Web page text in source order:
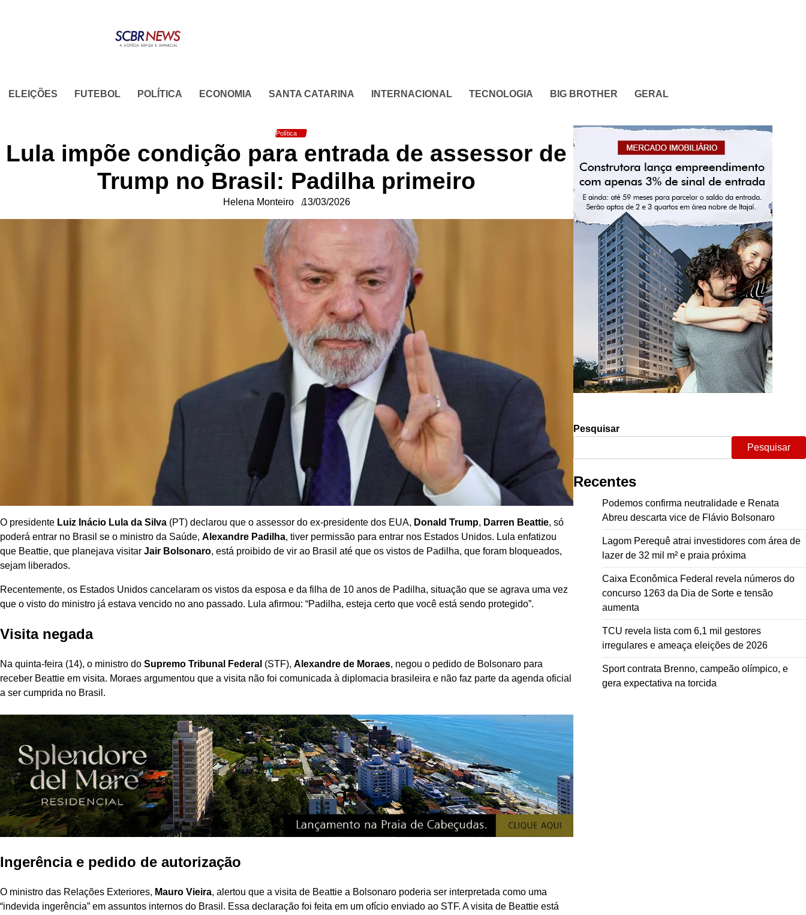
ELEIÇÕES FUTEBOL POLÍTICA ECONOMIA SANTA CATARINA INTERNACIONAL TECNOLOGIA BIG BROTHER GERAL
Política
Lula impõe condição para entrada de assessor de
Trump no Brasil: Padilha primeiro
Helena Monteiro 13/03/2026
O presidente Luiz Inácio Lula da Silva (PT) declarou que o assessor do ex-presidente dos EUA, Donald Trump, Darren Beattie, só
poderá entrar no Brasil se o ministro da Saúde, Alexandre Padilha, tiver permissão para entrar nos Estados Unidos. Lula enfatizou
que Beattie, que planejava visitar Jair Bolsonaro, está proibido de vir ao Brasil até que os vistos de Padilha, que foram bloqueados,
sejam liberados.
Recentemente, os Estados Unidos cancelaram os vistos da esposa e da filha de 10 anos de Padilha, situação que se agrava uma vez
que o visto do ministro já estava vencido no ano passado. Lula afirmou: “Padilha, esteja certo que você está sendo protegido”.
Visita negada
Na quinta-feira (14), o ministro do Supremo Tribunal Federal (STF), Alexandre de Moraes, negou o pedido de Bolsonaro para
receber Beattie em visita. Moraes argumentou que a visita não foi comunicada à diplomacia brasileira e não faz parte da agenda oficial
a ser cumprida no Brasil.
Ingerência e pedido de autorização
O ministro das Relações Exteriores, Mauro Vieira, alertou que a visita de Beattie a Bolsonaro poderia ser interpretada como uma
“indevida ingerência” em assuntos internos do Brasil. Essa declaração foi feita em um ofício enviado ao STF. A visita de Beattie está
Pesquisar
Pesquisar
Recentes
Podemos confirma neutralidade e Renata
Abreu descarta vice de Flávio Bolsonaro
Lagom Perequê atrai investidores com área de
lazer de 32 mil m² e praia próxima
Caixa Econômica Federal revela números do
concurso 1263 da Dia de Sorte e tensão
aumenta
TCU revela lista com 6,1 mil gestores
irregulares e ameaça eleições de 2026
Sport contrata Brenno, campeão olímpico, e
gera expectativa na torcida